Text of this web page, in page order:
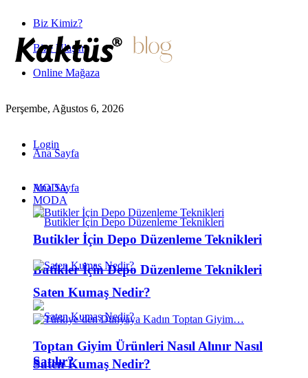
Biz Kimiz?
Bize Ulaşın
Online Mağaza
Perşembe, Ağustos 6, 2026
Login
Ana Sayfa
MODA
Butikler İçin Depo Düzenleme Teknikleri
Saten Kumaş Nedir?
Ana Sayfa
MODA
Butikler İçin Depo Düzenleme Teknikleri
Saten Kumaş Nedir?
Toptan Giyim Ürünleri Nasıl Alınır Nasıl
Satılır?